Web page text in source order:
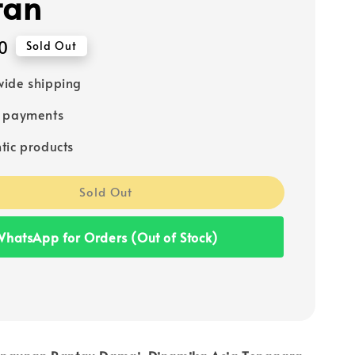
Sold Out
shipping
payments
products
Sold Out
for Orders (Out of Stock)